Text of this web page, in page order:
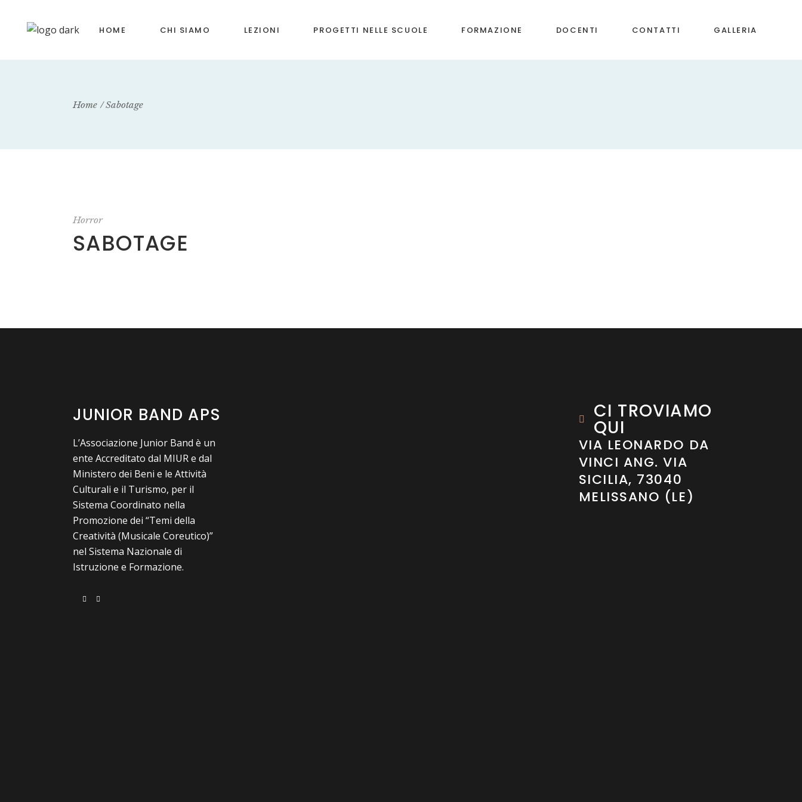
HOME CHI SIAMO LEZIONI PROGETTI NELLE SCUOLE FORMAZIONE DOCENTI CONTATTI GALLERIA
Home Sabotage
Horror
SABOTAGE
JUNIOR BAND APS
L’Associazione Junior Band è un
ente Accreditato dal MIUR e dal
Ministero dei Beni e le Attività
Culturali e il Turismo, per il
Sistema Coordinato nella
Promozione dei “Temi della
Creatività (Musicale Coreutico)”
nel Sistema Nazionale di
Istruzione e Formazione.
CI TROVIAMO
QUI
VIA LEONARDO DA
VINCI ANG. VIA
SICILIA, 73040
MELISSANO (LE)